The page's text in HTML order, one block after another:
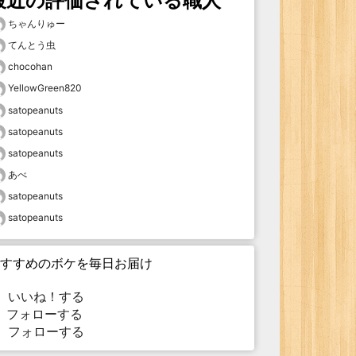
ちゃんりゅー
てんとう虫
chocohan
YellowGreen820
satopeanuts
satopeanuts
satopeanuts
あべ
satopeanuts
satopeanuts
すめのボケを毎日お届け
いいね！する
ォローする
フォローする